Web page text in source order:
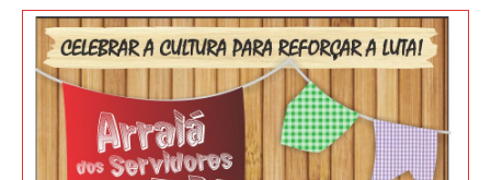
EVENTOS
JURÍDICO